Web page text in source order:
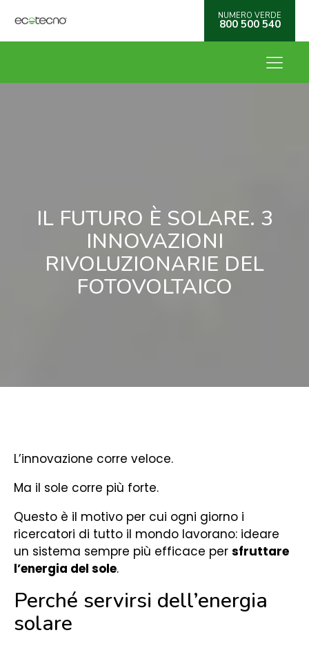
NUMERO VERDE
800 500 540
IL FUTURO È SOLARE. 3
INNOVAZIONI
RIVOLUZIONARIE DEL
FOTOVOLTAICO
L’innovazione corre veloce.
Ma il sole corre più forte.
Questo è il motivo per cui ogni giorno i
ricercatori di tutto il mondo lavorano: ideare
un sistema sempre più efficace per sfruttare
l’energia del sole.
Perché servirsi dell’energia
solare